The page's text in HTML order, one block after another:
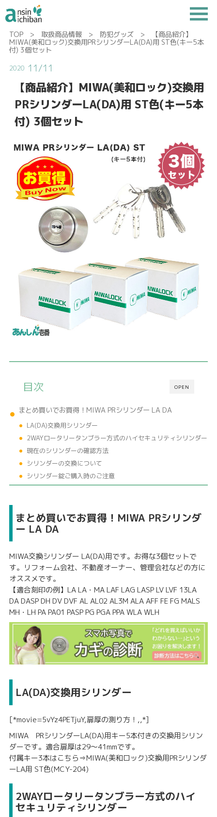
TOP> 取扱商品情報> 防犯グッズ> 【商品紹介】
MIWA(美和ロック)交換用PRシリンダーLA(DA)用 ST色(キー5本
付) 3個セット
2020 11/11
【商品紹介】MIWA(美和ロック)交換用
PRシリンダーLA(DA)用 ST色(キー5本
付) 3個セット
OPEN
目次
まとめ買いでお買得！MIWA PRシリンダー LA DA
LA(DA)交換用シリンダー
2WAYロータリータンブラー方式のハイセキュリティシリンダー
現在のシリンダーの確認方法
シリンダーの交換について
シリンダー錠ご購入時のご注意
まとめ買いでお買得！MIWA PRシリンダ
ー LA DA
MIWA交換シリンダー LA(DA)用です。お得な3個セットで
す。リフォーム会社、不動産オーナー、管理会社などの方に
オススメです。
【適合刻印の例】LA LA・MA LAF LAG LASP LV LVF 13LA
DA DASP DH DV DVF AL AL02 AL3M ALA AFF FE FG MALS
MH・LH PA PA01 PASP PG PGA PPA WLA WLH
LA(DA)交換用シリンダー
[*movie=5vYz4PETjuY,扉厚の測り方！,,*]
MIWA PRシリンダーLA(DA)用キー5本付きの交換用シリン
ダーです。適合扉厚は29〜41mmです。
付属キー3本はこちら⇒MIWA(美和ロック)交換用PRシリンダ
ーLA用 ST色(MCY-204)
2WAYロータリータンブラー方式のハイ
セキュリティシリンダー